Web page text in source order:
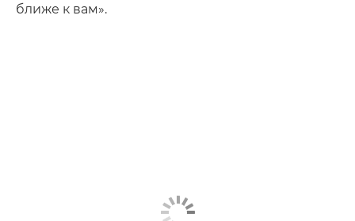
ближе к вам».